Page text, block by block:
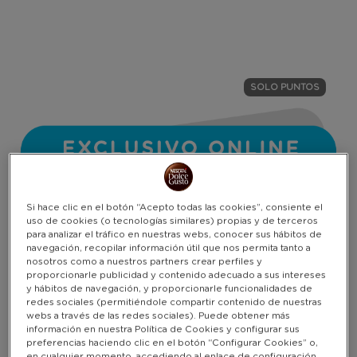
SOLO PUNTOS
Si hace clic en el botón “Acepto todas las cookies”, consiente el
uso de cookies (o tecnologías similares) propias y de terceros
para analizar el tráfico en nuestras webs, conocer sus hábitos de
navegación, recopilar información útil que nos permita tanto a
nosotros como a nuestros partners crear perfiles y
proporcionarle publicidad y contenido adecuado a sus intereses
y hábitos de navegación, y proporcionarle funcionalidades de
redes sociales (permitiéndole compartir contenido de nuestras
webs a través de las redes sociales). Puede obtener más
información en nuestra Política de Cookies y configurar sus
preferencias haciendo clic en el botón “Configurar Cookies” o,